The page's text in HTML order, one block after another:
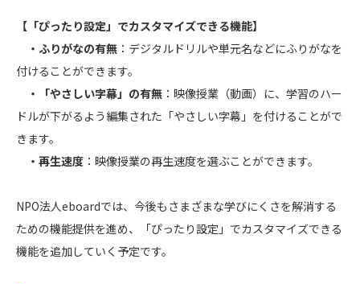
【「ぴったり設定」でカスタマイズできる機能】
・ふりがなの有無 ：デジタルドリルや単元名などにふりがなを
付けることができます。
・「やさしい字幕」の有無 ：映像授業（動画）に、学習のハー
ドルが下がるよう編集された「やさしい字幕」を付けることがで
きます。
・再生速度 ：映像授業の再生速度を選ぶことができます。
NPO法人eboardでは、今後もさまざまな学びにくさを解消する
ための機能提供を進め、「ぴったり設定」でカスタマイズできる
機能を追加していく予定です。